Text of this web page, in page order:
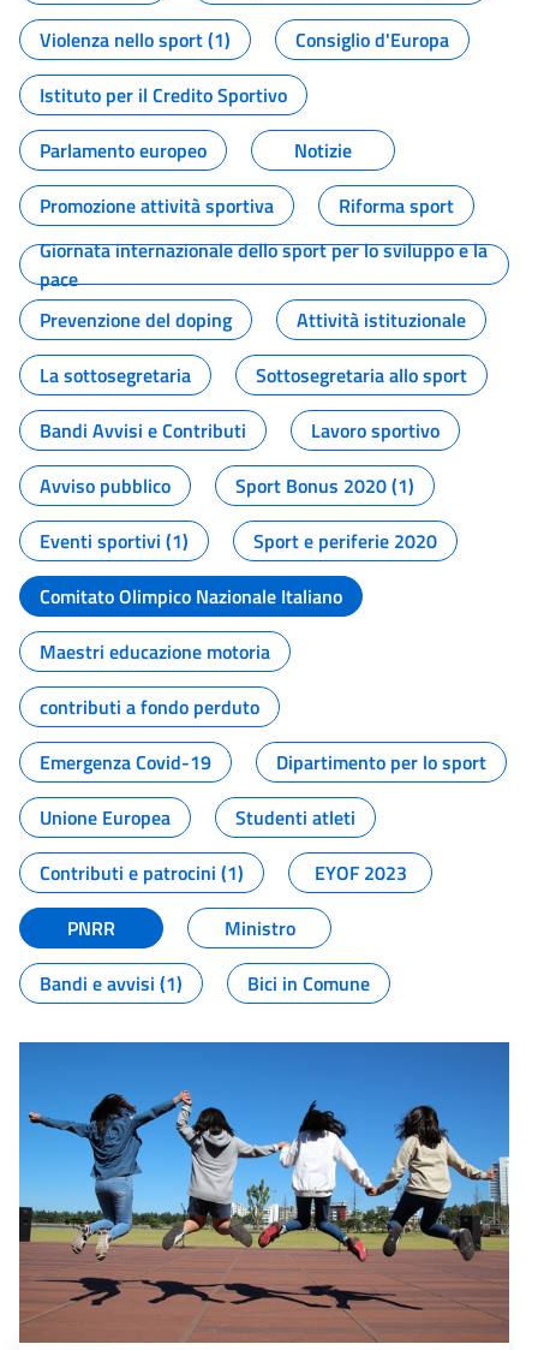
Violenza nello sport (1)
Consiglio d'Europa
Istituto per il Credito Sportivo
Parlamento europeo
Notizie
Promozione attività sportiva
Riforma sport
Giornata internazionale dello sport per lo sviluppo e la
pace
Prevenzione del doping
Attività istituzionale
La sottosegretaria
Sottosegretaria allo sport
Bandi Avvisi e Contributi
Lavoro sportivo
Avviso pubblico
Sport Bonus 2020 (1)
Eventi sportivi (1)
Sport e periferie 2020
Comitato Olimpico Nazionale Italiano
Maestri educazione motoria
contributi a fondo perduto
Emergenza Covid-19
Dipartimento per lo sport
Unione Europea
Studenti atleti
Contributi e patrocini (1)
EYOF 2023
PNRR
Ministro
Bandi e avvisi (1)
Bici in Comune